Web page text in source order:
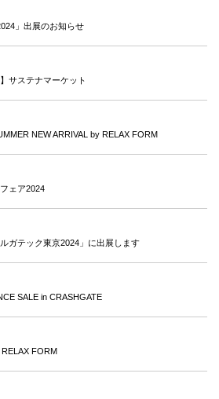
」出展のお知らせ
サステナマーケット
NEW ARRIVAL by RELAX FORM
ェア2024
ガテック東京2024」に出展します
SALE in CRASHGATE
RELAX FORM